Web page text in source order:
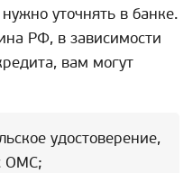
уточнять в банке.
РФ, в зависимости
вам могут
удостоверение,
ОМС;